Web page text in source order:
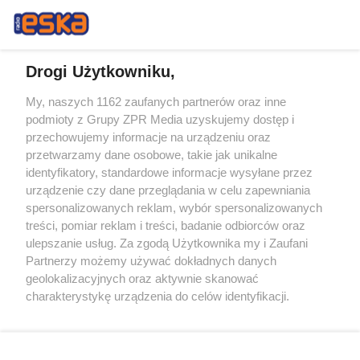
Żaden utwór zamieszczony w serwisie nie może być powielany i
rozpowszechniany lub dalej rozpowszechniany w jakikolwiek sposób (w
tym także elektroniczny lub mechaniczny) na jakimkolwiek polu
eksploatacji w jakiejkolwiek formie, włącznie z umieszczaniem w
Internecie bez pisemnej zgody właściciela praw. Jakiekolwiek użycie lub
wykorzystanie utworów w całości lub w części z naruszeniem prawa,
tzn. bez właściwej zgody, jest zabronione pod groźbą kary i może być
ścigane prawnie.
Drogi Użytkowniku,
My, naszych 1162 zaufanych partnerów oraz inne
podmioty z Grupy ZPR Media uzyskujemy dostęp i
przechowujemy informacje na urządzeniu oraz
przetwarzamy dane osobowe, takie jak unikalne
identyfikatory, standardowe informacje wysyłane przez
urządzenie czy dane przeglądania w celu zapewniania
spersonalizowanych reklam, wybór spersonalizowanych
treści, pomiar reklam i treści, badanie odbiorców oraz
ulepszanie usług. Za zgodą Użytkownika my i Zaufani
Partnerzy możemy używać dokładnych danych
geolokalizacyjnych oraz aktywnie skanować
charakterystykę urządzenia do celów identyfikacji.